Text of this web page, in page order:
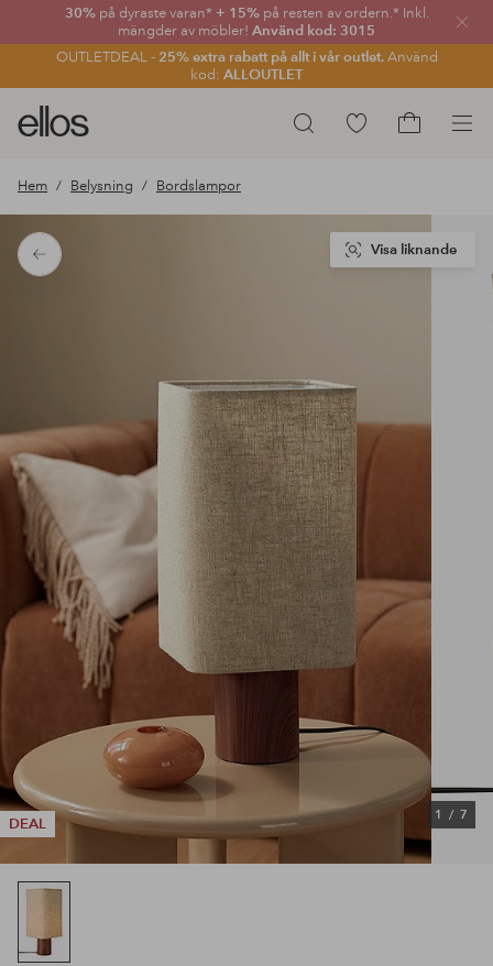
30% på dyraste varan* + 15% på resten av ordern.* Inkl.
mängder av möbler! Använd kod: 3015
OUTLETDEAL - 25% extra rabatt på allt i vår outlet.Använd
kod: ALLOUTLET
Sök
Ellos
logotyp
gå
förstasidan
Gå
Hem Belysning Bordslampor
Tillbaka
DEAL
1 / 7
Visa liknande